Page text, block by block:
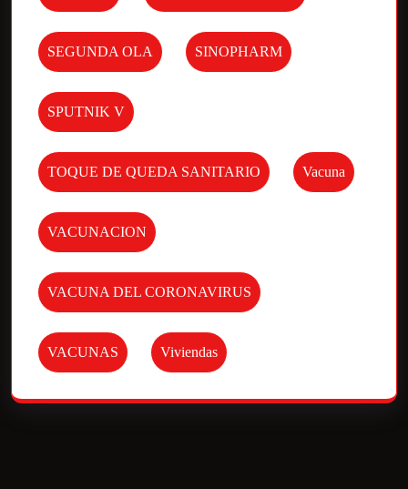
SEGUNDA OLA SINOPHARM
SPUTNIK V
TOQUE DE QUEDA SANITARIO Vacuna
VACUNACION
VACUNA DEL CORONAVIRUS
VACUNAS Viviendas